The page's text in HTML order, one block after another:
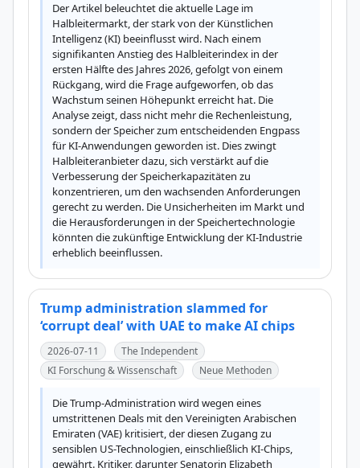
Der Artikel beleuchtet die aktuelle Lage im
Halbleitermarkt, der stark von der Künstlichen
Intelligenz (KI) beeinflusst wird. Nach einem
signifikanten Anstieg des Halbleiterindex in der
ersten Hälfte des Jahres 2026, gefolgt von einem
Rückgang, wird die Frage aufgeworfen, ob das
Wachstum seinen Höhepunkt erreicht hat. Die
Analyse zeigt, dass nicht mehr die Rechenleistung,
sondern der Speicher zum entscheidenden Engpass
für KI-Anwendungen geworden ist. Dies zwingt
Halbleiteranbieter dazu, sich verstärkt auf die
Verbesserung der Speicherkapazitäten zu
konzentrieren, um den wachsenden Anforderungen
gerecht zu werden. Die Unsicherheiten im Markt und
die Herausforderungen in der Speichertechnologie
könnten die zukünftige Entwicklung der KI-Industrie
erheblich beeinflussen.
Trump administration slammed for
‘corrupt deal’ with UAE to make AI chips
2026-07-11
The Independent
KI Forschung & Wissenschaft
Neue Methoden
Die Trump-Administration wird wegen eines
umstrittenen Deals mit den Vereinigten Arabischen
Emiraten (VAE) kritisiert, der diesen Zugang zu
sensiblen US-Technologien, einschließlich KI-Chips,
gewährt. Kritiker, darunter Senatorin Elizabeth